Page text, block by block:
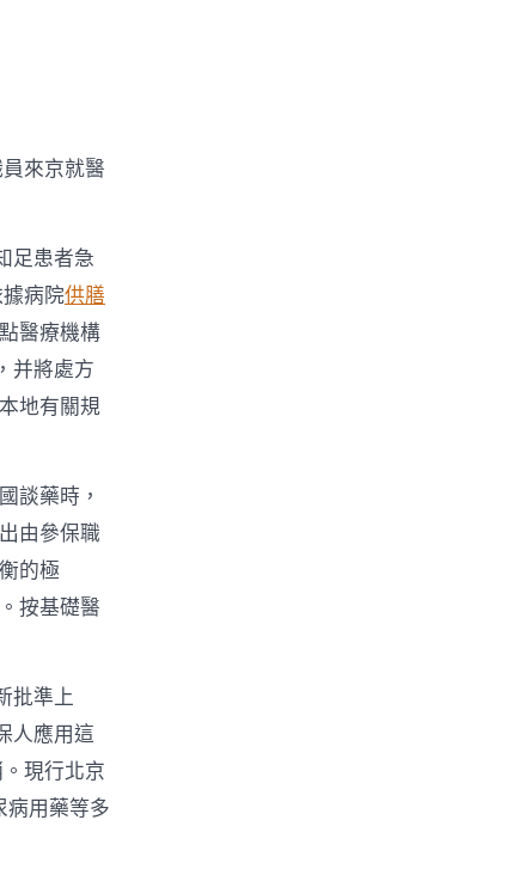
來京就醫
足患者急
病院供膳
醫療機構
并將處方
地有關規
談藥時，
由參保職
的極
按基礎醫
批準上
人應用這
現行北京
病用藥等多